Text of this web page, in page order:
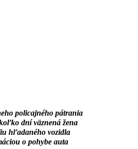
policajného pátrania
dní väznená žena
hľadaného vozidla
o pohybe auta